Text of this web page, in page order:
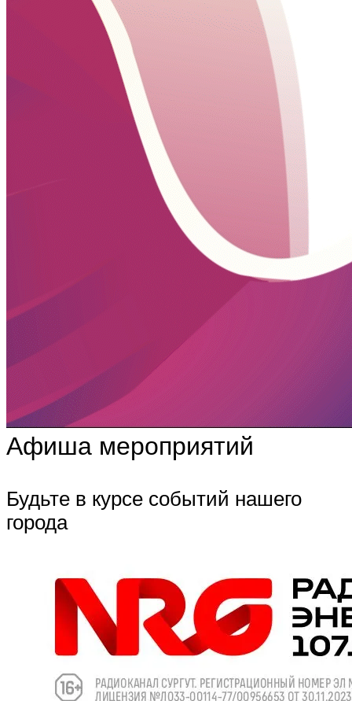
Афиша мероприятий
Будьте в курсе событий нашего
города